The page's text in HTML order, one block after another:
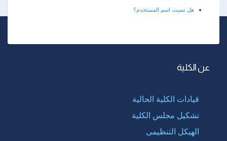
هل نسيت اسم المستخدم؟
عن الكلية
قيادات الكلية الحالية
تشكيل مجلس الكلية
الهيكل التنظيمى